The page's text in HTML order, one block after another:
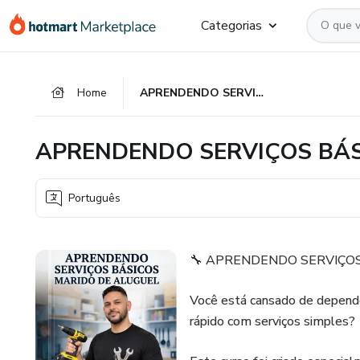
para
para
para
Categorias
Home APRENDENDO SERVIÇOS BÁSICOS DE MARIDO DE ALUGUEL
APRENDENDO SERVIÇOS
Português
🔧 APRENDENDO
Você está cansado de
rápido com serviços simples?